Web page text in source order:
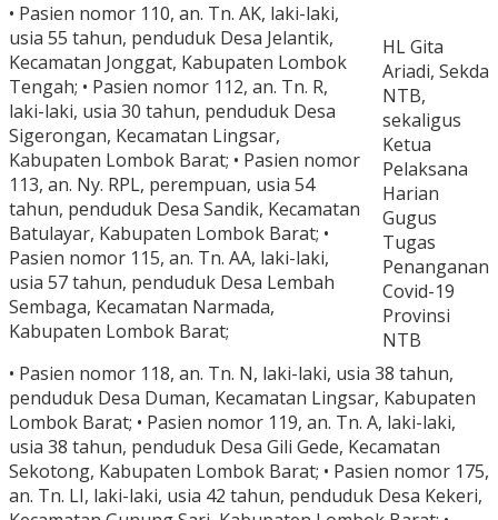
HL Gita
Ariadi, Sekda
NTB,
sekaligus
Ketua
Pelaksana
Harian
Gugus
Tugas
Penanganan
Covid-19
Provinsi
NTB
• Pasien nomor 110, an. Tn. AK, laki-laki,
usia 55 tahun, penduduk Desa Jelantik,
Kecamatan Jonggat, Kabupaten Lombok
Tengah; • Pasien nomor 112, an. Tn. R,
laki-laki, usia 30 tahun, penduduk Desa
Sigerongan, Kecamatan Lingsar,
Kabupaten Lombok Barat; • Pasien nomor
113, an. Ny. RPL, perempuan, usia 54
tahun, penduduk Desa Sandik, Kecamatan
Batulayar, Kabupaten Lombok Barat; •
Pasien nomor 115, an. Tn. AA, laki-laki,
usia 57 tahun, penduduk Desa Lembah
Sembaga, Kecamatan Narmada,
Kabupaten Lombok Barat;
• Pasien nomor 118, an. Tn. N, laki-laki, usia 38 tahun,
penduduk Desa Duman, Kecamatan Lingsar, Kabupaten
Lombok Barat; • Pasien nomor 119, an. Tn. A, laki-laki,
usia 38 tahun, penduduk Desa Gili Gede, Kecamatan
Sekotong, Kabupaten Lombok Barat; • Pasien nomor 175,
an. Tn. LI, laki-laki, usia 42 tahun, penduduk Desa Kekeri,